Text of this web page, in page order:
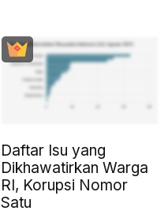
Daftar Isu yang
Dikhawatirkan Warga
RI, Korupsi Nomor
Satu